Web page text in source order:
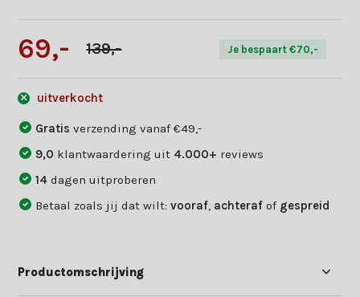
69,- 139,- Je bespaart €70,-
uitverkocht
Gratisverzending vanaf €49,-
9,0 klantwaardering uit 4.000+ reviews
14dagen uitproberen
Betaal zoals jij dat wilt:vooraf achteraf of gespreid
Productomschrijving